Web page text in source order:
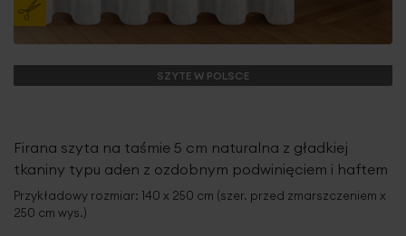
SZYTE W POLSCE
Firana szyta na taśmie 5 cm naturalna z gładkiej
tkaniny typu aden z ozdobnym podwinięciem i haftem
Przykładowy rozmiar: 140 x 250 cm (szer. przed zmarszczeniem x
250 cm wys.)